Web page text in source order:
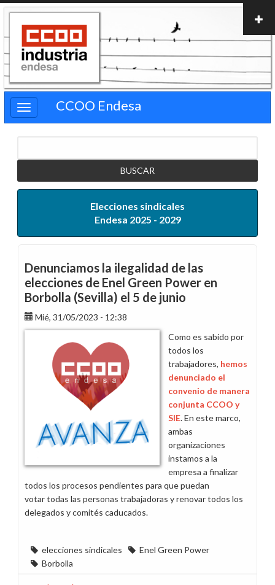
Pasar
contenido
principal
CCOO Endesa
Elecciones sindicales
Endesa 2025 - 2029
Denunciamos la ilegalidad de las
elecciones de Enel Green Power en
Borbolla (Sevilla) el 5 de junio
Mié, 31/05/2023 - 12:38
Como es sabido por
todos los
trabajadores, hemos
denunciado el
convenio de manera
conjunta CCOO y
SIE. En este marco,
ambas
organizaciones
instamos a la
empresa a finalizar
todos los procesos pendientes para que puedan
votar todas las personas trabajadoras y renovar todos los
delegados y comités caducados.
elecciones sindicales
Enel Green Power
Borbolla